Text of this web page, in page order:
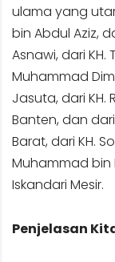
ulama yang
bin Abdul Aziz,
Asnawi, dari KH.
Muhammad
Jasuta, dari KH.
Banten, dan
Barat, dari KH.
Muhammad bin
Iskandari Mesir.
Penjelasan